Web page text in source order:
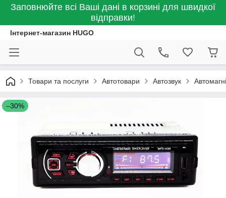
Заповнюйте всі Ваші дані в корзині для швидкої
відправки!
Інтернет-магазин HUGO
Товари та послуги Автотовари Автозвук
–30%